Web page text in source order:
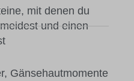
mit denen du
und einen
Gänsehautmomente